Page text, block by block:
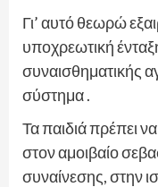
Γι’ αυτό θεωρώ
υποχρεωτική
συναισθηματικής
σύστημα .
Τα παιδιά πρέπει
στον αμοιβαίο
συναίνεσης, στην